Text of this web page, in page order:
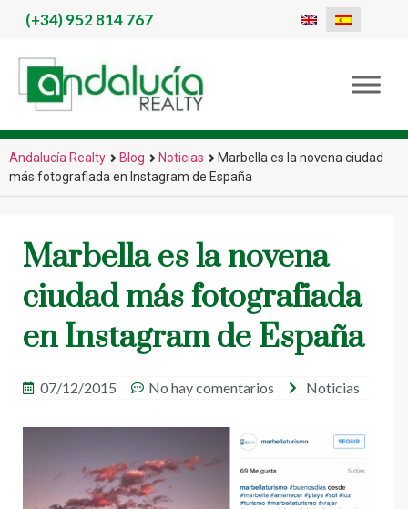
(+34)952 814 767
Andalucía Realty Blog Noticias
Marbella es la novena ciudad
más fotografiada en Instagram de España
Marbella es la novena
ciudad más fotografiada
en Instagram de España
07/12/2015 No hay comentarios Noticias